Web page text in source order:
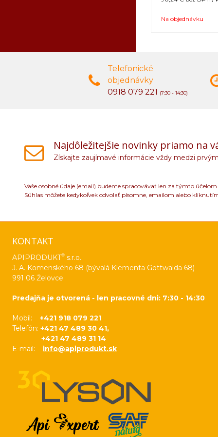
Na objednávku
Telefonické
objednávky
0918 079 221 (7:30 - 14:30)
Najdôležitejšie novinky priamo na
Získajte zaujímavé informácie vždy medzi
Vaše osobné údaje (email) budeme spracovávať len za týmto
Súhlas môžete kedykoľvek odvolať písomne, emailom alebo
KONTAKT
APIPRODUKT® s.r.o.
J. A. Komenského 68 (bývalá Klementa Gottwalda 68)
991 06 Želovce
Predajňa je otvorená - len pracovné dni: 7:30 - 14:30
Mobil: +421 918 079 221
Telefón: +421 47 489 30 41,
+421 47 489 31 14
E-mail: info@apiprodukt.sk